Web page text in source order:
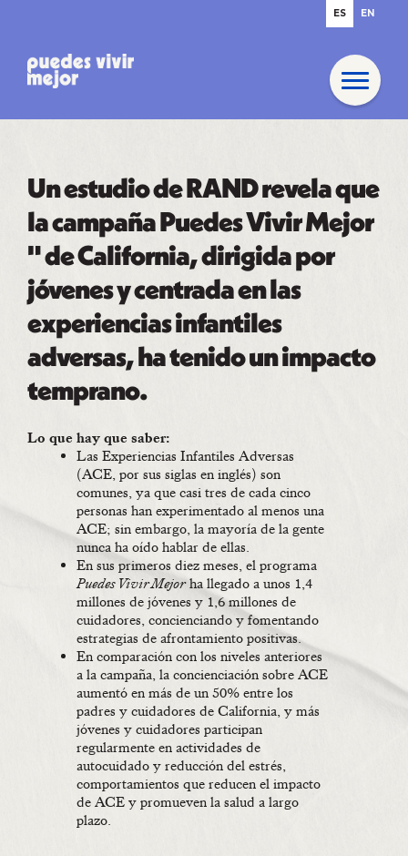
Un estudio de RAND revela que
la campaña Puedes Vivir Mejor
" de California, dirigida por
jóvenes y centrada en las
experiencias infantiles
adversas, ha tenido un impacto
temprano.
Lo que hay que saber:
Las Experiencias Infantiles Adversas
(ACE, por sus siglas en inglés) son
comunes, ya que casi tres de cada cinco
personas han experimentado al menos una
ACE; sin embargo, la mayoría de la gente
nunca ha oído hablar de ellas.
En sus primeros diez meses, el programa
Puedes Vivir Mejorha llegado a unos 1,4
millones de jóvenes y 1,6 millones de
cuidadores, concienciando y fomentando
estrategias de afrontamiento positivas.
En comparación con los niveles anteriores
a la campaña, la concienciación sobre ACE
aumentó en más de un 50% entre los
padres y cuidadores de California, y más
jóvenes y cuidadores participan
regularmente en actividades de
autocuidado y reducción del estrés,
comportamientos que reducen el impacto
de ACE y promueven la salud a largo
plazo.
ES EN